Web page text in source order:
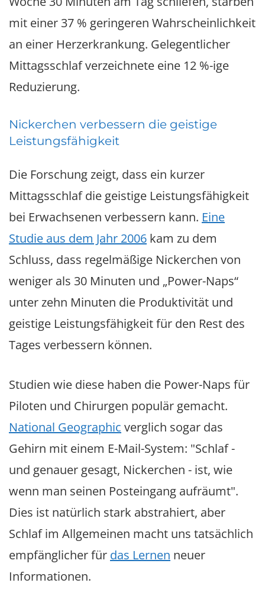
mit einer 37 % geringeren Wahrscheinlichkeit
an einer Herzerkrankung. Gelegentlicher
Mittagsschlaf verzeichnete eine 12 %-ige
Reduzierung.
Nickerchen verbessern die geistige
Leistungsfähigkeit
Die Forschung zeigt, dass ein kurzer
Mittagsschlaf die geistige Leistungsfähigkeit
bei Erwachsenen verbessern kann. Eine
Studie aus dem Jahr 2006 kam zu dem
Schluss, dass regelmäßige Nickerchen von
weniger als 30 Minuten und „Power-Naps“
unter zehn Minuten die Produktivität und
geistige Leistungsfähigkeit für den Rest des
Tages verbessern können.
Studien wie diese haben die Power-Naps für
Piloten und Chirurgen populär gemacht.
National Geographic verglich sogar das
Gehirn mit einem E-Mail-System: "Schlaf -
und genauer gesagt, Nickerchen - ist, wie
wenn man seinen Posteingang aufräumt".
Dies ist natürlich stark abstrahiert, aber
Schlaf im Allgemeinen macht uns tatsächlich
empfänglicher für das Lernen neuer
Informationen.